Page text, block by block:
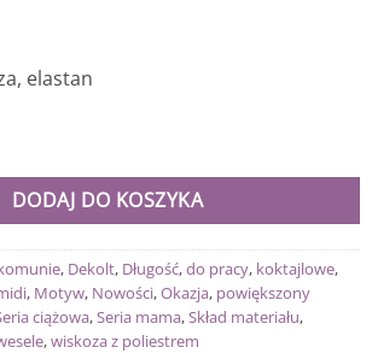
elastan
DODAJ DO KOSZYKA
, Dekolt, Długość,do pracy, koktajlowe,
, Motyw, Nowości,Okazja, powiększony
ciążowa,Seria mama,Skład materiału,
,wiskoza z poliestrem